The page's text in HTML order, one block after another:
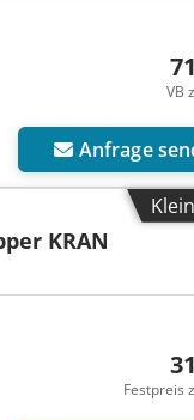
VB
Anfrage
KRAN
Festpreis